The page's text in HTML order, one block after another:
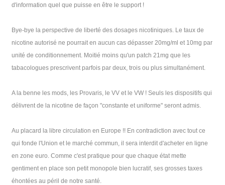
d'information quel que puisse en être le support !
Bye-bye la perspective de liberté des dosages nicotiniques. Le taux de
nicotine autorisé ne pourrait en aucun cas dépasser 20mg/ml et 10mg par
unité de conditionnement. Moitié moins qu'un patch 21mg que les
tabacologues prescrivent parfois par deux, trois ou plus simultanément.
A la benne les mods, les Provaris, le VV et le VW ! Seuls les dispositifs qui
délivrent de la nicotine de façon "constante et uniforme" seront admis.
Au placard la libre circulation en Europe !! En contradiction avec tout ce
qui fonde l'Union et le marché commun, il sera interdit d'acheter en ligne
en zone euro. Comme c'est pratique pour que chaque état mette
gentiment en place son petit monopole bien lucratif, ses grosses taxes
éhontées au péril de notre santé.